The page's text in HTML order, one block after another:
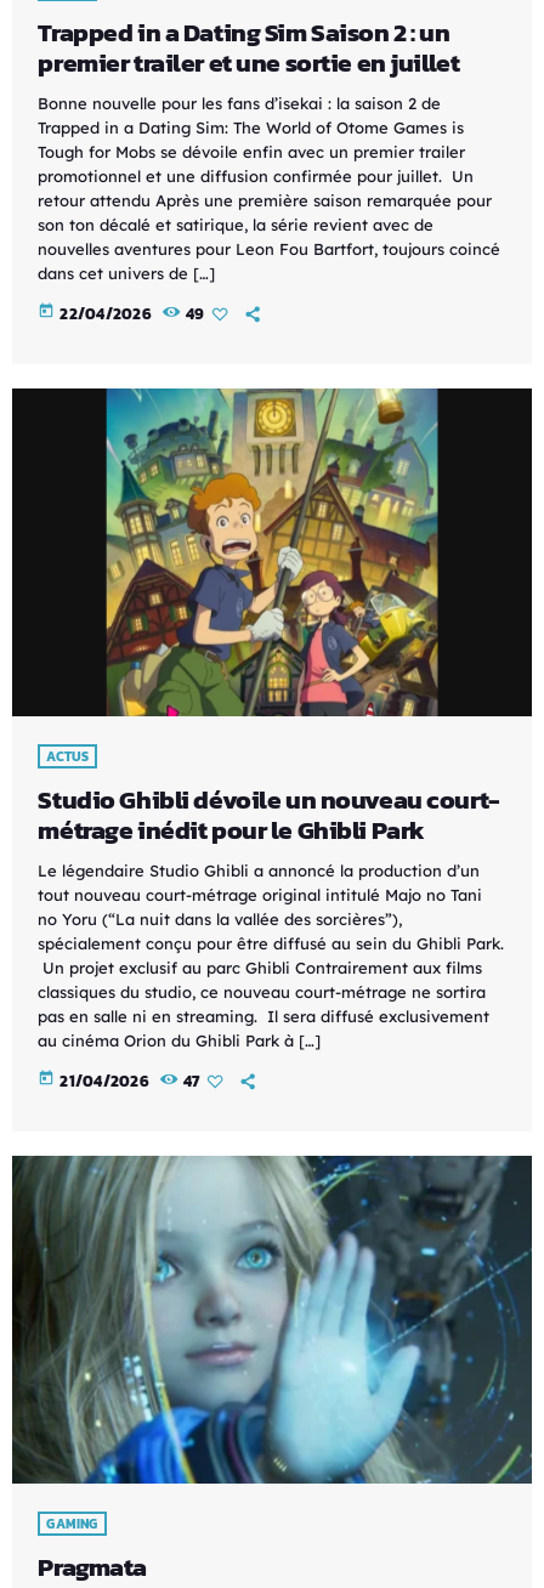
Trapped in a Dating Sim Saison 2 : un
premier trailer et une sortie en juillet
Bonne nouvelle pour les fans d’isekai : la saison 2 de
Trapped in a Dating Sim: The World of Otome Games is
Tough for Mobs se dévoile enfin avec un premier trailer
promotionnel et une diffusion confirmée pour juillet. Un
retour attendu Après une première saison remarquée pour
son ton décalé et satirique, la série revient avec de
nouvelles aventures pour Leon Fou Bartfort, toujours coincé
dans cet univers de […]
today 22/04/2026 49
ACTUS
Studio Ghibli dévoile un nouveau court-
métrage inédit pour le Ghibli Park
Le légendaire Studio Ghibli a annoncé la production d’un
tout nouveau court-métrage original intitulé Majo no Tani
no Yoru (“La nuit dans la vallée des sorcières”),
spécialement conçu pour être diffusé au sein du Ghibli Park.
Un projet exclusif au parc Ghibli Contrairement aux films
classiques du studio, ce nouveau court-métrage ne sortira
pas en salle ni en streaming. Il sera diffusé exclusivement
au cinéma Orion du Ghibli Park à […]
today 21/04/2026 47
GAMING
Pragmata